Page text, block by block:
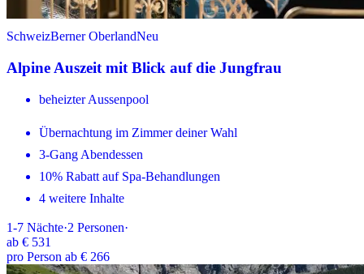
SchweizBerner OberlandNeu
Alpine Auszeit mit Blick auf die Jungfrau
beheizter Aussenpool
Übernachtung im Zimmer deiner Wahl
3-Gang Abendessen
10% Rabatt auf Spa-Behandlungen
4 weitere Inhalte
1-7 Nächte·2 Personen·
ab € 531
pro Person ab € 266